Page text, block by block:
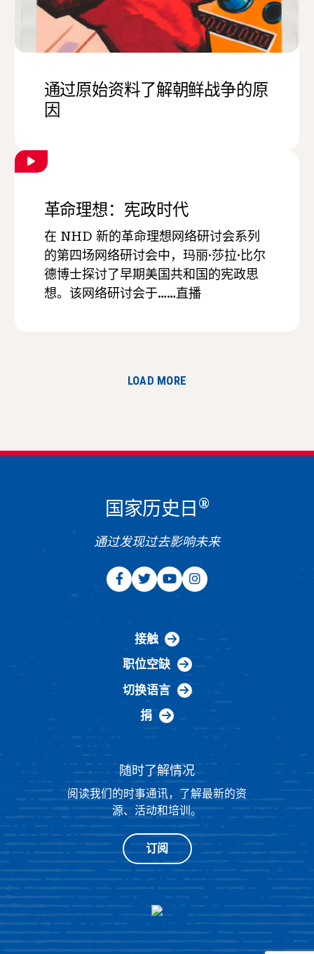
通过原始资料了解朝鲜战争的原
因
革命理想：宪政时代
在 NHD 新的革命理想网络研讨会系列
的第四场网络研讨会中，玛丽·莎拉·比尔
德博士探讨了早期美国共和国的宪政思
想。该网络研讨会于……直播
LOAD MORE
国家历史日 ®
通过发现过去影响未来
接触
职位空缺
切换语言
捐
随时了解情况
阅读我们的时事通讯，了解最新的资
源、活动和培训。
订阅